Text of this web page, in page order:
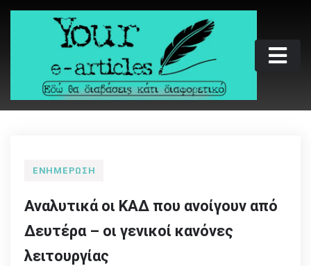
Skip
Your e-articles
Εδώ θα διαβάσεις κάτι διαφορετικό
ΕΝΗΜΈΡΩΣΗ
Αναλυτικά οι ΚΑΔ που ανοίγουν από
Δευτέρα – οι γενικοί κανόνες
λειτουργίας